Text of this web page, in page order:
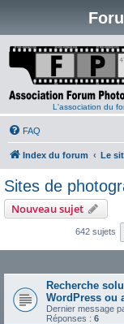
L'association du
FAQ
Index du forum Le
Sites de
Nouveau sujet
642 sujets
Recherche
WordPress ou
Dernier message
Réponses : 6